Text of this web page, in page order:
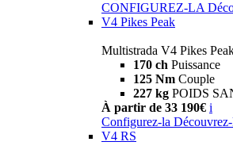
CONFIGUREZ-LA
V4 Pikes Peak
Multistrada V4 Pikes
170 ch Puissance
125 Nm Couple
227 kg POIDS
À partir de 33 190€ i
Configurez-la
V4 RS